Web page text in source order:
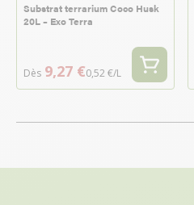
Substrat terrarium Coco Husk
20L – Exo Terra
Dès 9,27 €0,52 €/L